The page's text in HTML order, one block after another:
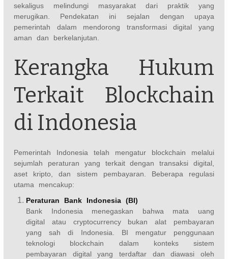
sekaligus melindungi masyarakat dari praktik yang
merugikan. Pendekatan ini sejalan dengan upaya
pemerintah dalam mendorong transformasi digital yang
aman dan berkelanjutan.
Kerangka Hukum
Terkait Blockchain
di Indonesia
Pemerintah Indonesia telah mengatur blockchain melalui
sejumlah peraturan yang terkait dengan transaksi digital,
aset kripto, dan sistem pembayaran. Beberapa regulasi
utama mencakup:
Peraturan Bank Indonesia (BI)
Bank Indonesia menegaskan bahwa mata uang
digital atau cryptocurrency bukan alat pembayaran
yang sah di Indonesia. BI mengatur penggunaan
teknologi blockchain dalam konteks sistem
pembayaran digital yang terdaftar dan diawasi oleh